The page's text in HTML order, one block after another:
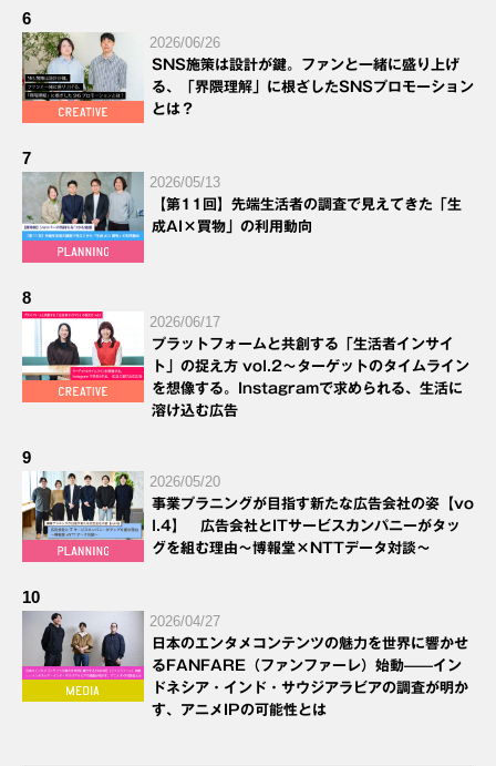
6
2026/06/26
SNS施策は設計が鍵。ファンと一緒に盛り上げ
る、「界隈理解」に根ざしたSNSプロモーション
とは？
7
2026/05/13
【第11回】先端生活者の調査で見えてきた「生
成AI×買物」の利用動向
8
2026/06/17
プラットフォームと共創する「生活者インサイ
ト」の捉え方 vol.2～ターゲットのタイムライン
を想像する。Instagramで求められる、生活に
溶け込む広告
9
2026/05/20
事業プラニングが目指す新たな広告会社の姿【vo
l.4】 広告会社とITサービスカンパニーがタッ
グを組む理由～博報堂×NTTデータ対談～
10
2026/04/27
日本のエンタメコンテンツの魅力を世界に響かせ
るFANFARE（ファンファーレ）始動——イン
ドネシア・インド・サウジアラビアの調査が明か
す、アニメIPの可能性とは